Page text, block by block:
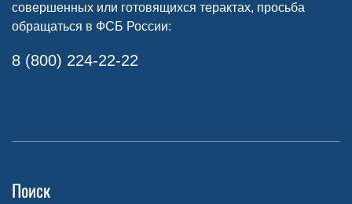
совершенных или готовящихся терактах, просьба
обращаться в ФСБ России:
8 (800) 224-22-22
Поиск